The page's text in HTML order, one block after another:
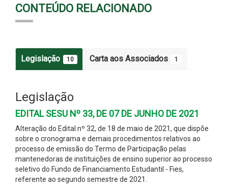
CONTEÚDO RELACIONADO
Legislação 10 Carta aos Associados 1
Legislação
EDITAL SESU Nº 33, DE 07 DE JUNHO DE 2021
Alteração do Edital nº 32, de 18 de maio de 2021, que dispõe
sobre o cronograma e demais procedimentos relativos ao
processo de emissão do Termo de Participação pelas
mantenedoras de instituições de ensino superior ao processo
seletivo do Fundo de Financiamento Estudantil - Fies,
referente ao segundo semestre de 2021.